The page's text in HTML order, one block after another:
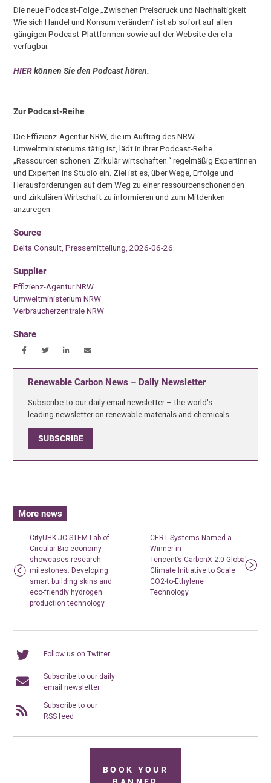
Die neue Podcast-Folge „Zwischen Preisdruck und Nachhaltigkeit –
Wie sich Handel und Konsum verändern“ ist ab sofort auf allen
gängigen Podcast-Plattformen sowie auf der Website der efa
verfügbar.
HIER können Sie den Podcast hören.
Zur Podcast-Reihe
Die Effizienz-Agentur NRW, die im Auftrag des NRW-
Umweltministeriums tätig ist, lädt in ihrer Podcast-Reihe
„Ressourcen schonen. Zirkulär wirtschaften.“ regelmäßig Expertinnen
und Experten ins Studio ein. Ziel ist es, über Wege, Erfolge und
Herausforderungen auf dem Weg zu einer ressourcenschonenden
und zirkulären Wirtschaft zu informieren und zum Mitdenken
anzuregen.
Source
Delta Consult, Pressemitteilung, 2026-06-26.
Supplier
Effizienz-Agentur NRW
Umweltministerium NRW
Verbraucherzentrale NRW
Share
Renewable Carbon News – Daily Newsletter
Subscribe to our daily email newsletter – the world's
leading newsletter on renewable materials and chemicals
SUBSCRIBE
More news
CityUHK JC STEM Lab of
Circular Bio-economy
showcases research
milestones: Developing
smart building skins and
eco-friendly hydrogen
production technology
CERT Systems Named a
Winner in
Tencent’s CarbonX 2.0 Global
Climate Initiative to Scale
CO2-to-Ethylene
Technology
Follow us on Twitter
Subscribe to our daily
email newsletter
Subscribe to our
RSS feed
BOOK YOUR